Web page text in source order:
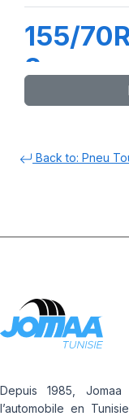
155/
2
Back to: Pneu
Depuis 1985,
l’automobile en